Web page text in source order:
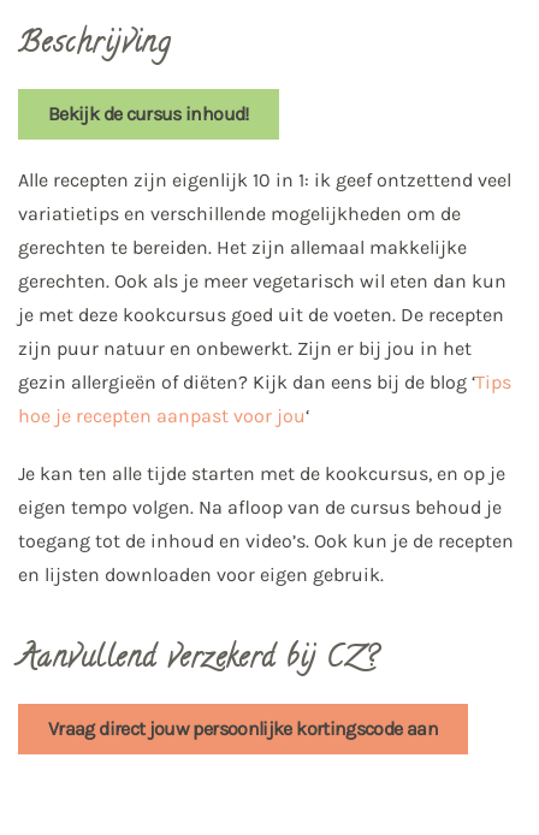
aantal
Beschrijving
Bekijk de cursus inhoud!
Alle recepten zijn eigenlijk 10 in 1: ik geef ontzettend veel
variatietips en verschillende mogelijkheden om de
gerechten te bereiden. Het zijn allemaal makkelijke
gerechten. Ook als je meer vegetarisch wil eten dan kun
je met deze kookcursus goed uit de voeten. De recepten
zijn puur natuur en onbewerkt. Zijn er bij jou in het
gezin allergieën of diëten? Kijk dan eens bij de blog ‘Tips
hoe je recepten aanpast voor jou‘
Je kan ten alle tijde starten met de kookcursus, en op je
eigen tempo volgen. Na afloop van de cursus behoud je
toegang tot de inhoud en video’s. Ook kun je de recepten
en lijsten downloaden voor eigen gebruik.
Aanvullend verzekerd bij CZ?
Vraag direct jouw persoonlijke kortingscode aan